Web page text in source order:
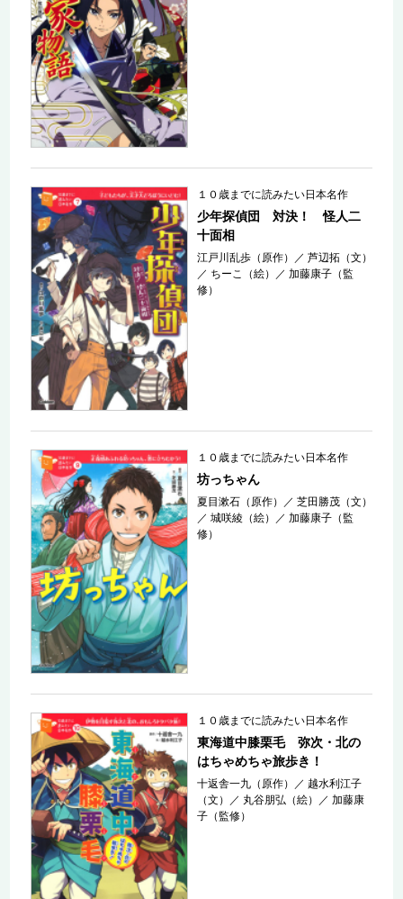
１０歳までに読みたい日本名作
少年探偵団 対決！ 怪人二
十面相
江戸川乱歩（原作） ／芦辺拓（文）
／ ちーこ（絵） ／加藤康子（監
修）
１０歳までに読みたい日本名作
坊っちゃん
夏目漱石（原作） ／芝田勝茂（文）
／城咲綾（絵） ／加藤康子（監
修）
１０歳までに読みたい日本名作
東海道中膝栗毛 弥次・北の
はちゃめちゃ旅歩き！
十返舎一九（原作） ／ 越水利江子
（文）
／ 丸谷朋弘（絵） ／加藤康
子（監修）